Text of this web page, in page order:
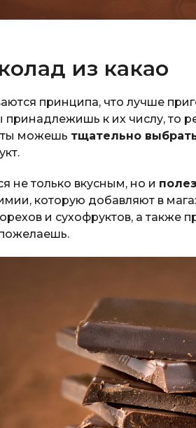
из какао
принципа, что лучше
принадлежишь к их числу, то
ты можешь тщательно
не только вкусным, но и
которую добавляют в
и сухофруктов, а также